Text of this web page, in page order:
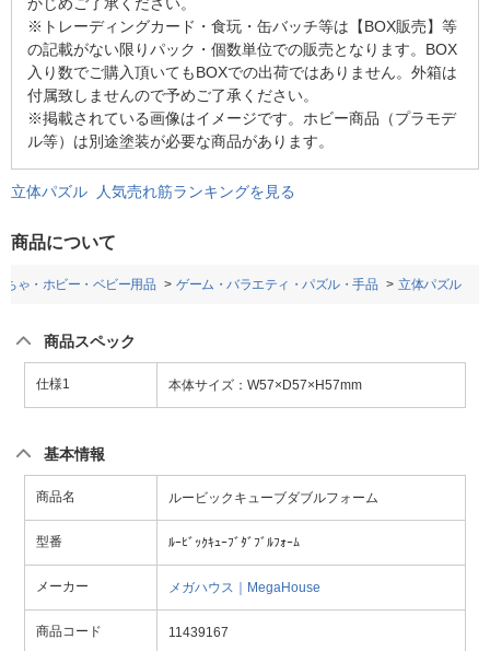
※トレーディングカード・食玩・缶バッチ等は【BOX販売】等
の記載がない限りパック・個数単位での販売となります。BOX
入り数でご購入頂いてもBOXでの出荷ではありません。外箱は
付属致しませんので予めご了承ください。
※掲載されている画像はイメージです。ホビー商品（プラモデ
ル等）は別途塗装が必要な商品があります。
立体パズル 人気売れ筋ランキングを見る
商品について
ちゃ・ホビー・ベビー用品 ゲーム・バラエティ・パズル・手品 立体パズル
商品スペック
仕様1 本体サイズ：W57×D57×H57mm
基本情報
商品名 ルービックキューブダブルフォーム
型番 ﾙｰﾋﾞｯｸｷｭｰﾌﾞﾀﾞﾌﾞﾙﾌｫｰﾑ
メーカー メガハウス｜MegaHouse
商品コード 11439167